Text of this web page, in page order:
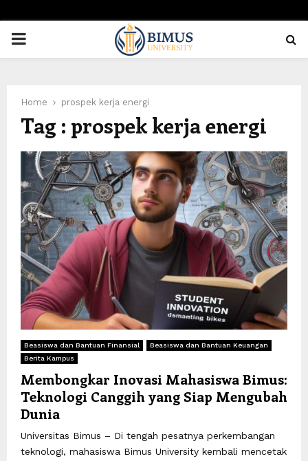
PRIMARY
Home prospek kerja energi
Tag : prospek kerja energi
Beasiswa dan Bantuan Finansial
Beasiswa dan Bantuan Keuangan
Berita Kampus
Membongkar Inovasi Mahasiswa Bimus:
Teknologi Canggih yang Siap Mengubah
Dunia
Universitas Bimus – Di tengah pesatnya perkembangan
teknologi, mahasiswa Bimus University kembali mencetak